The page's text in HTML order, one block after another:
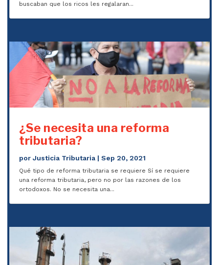
buscaban que los ricos les regalaran...
¿Se necesita una reforma
tributaria?
porJusticia Tributaria |Sep 20, 2021
Qué tipo de reforma tributaria se requiere Sí se requiere
una reforma tributaria, pero no por las razones de los
ortodoxos. No se necesita una...